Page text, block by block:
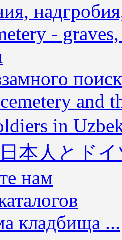
-
and
in
本人とド
нам
кладбища ...